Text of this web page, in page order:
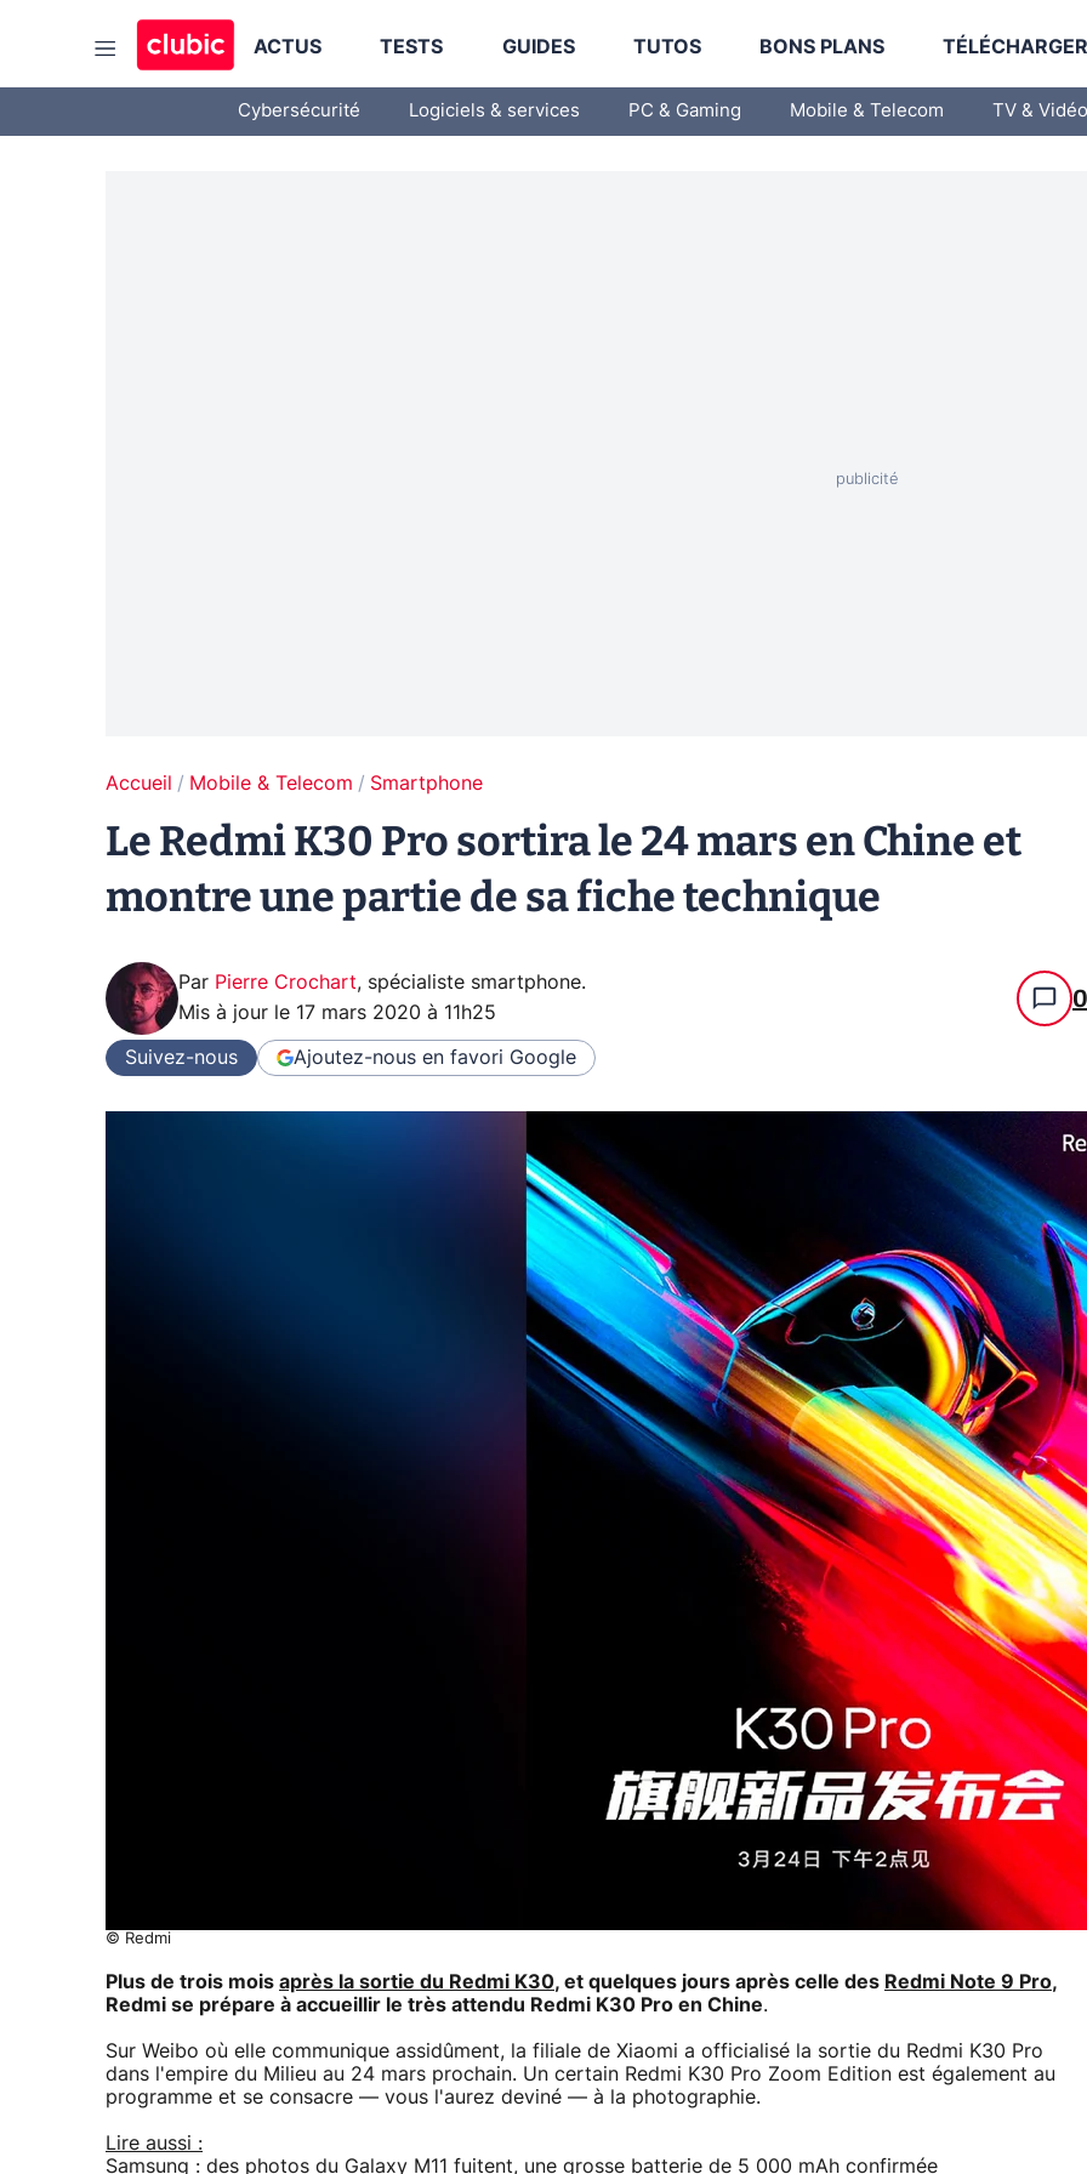
ACTUS TESTS GUIDES TUTOS BONS PLANS
Cybersécurité Logiciels & services PC & Gaming Mobile & Telecom TV & Vidéo
Accueil Mobile & Telecom Smartphone
Le Redmi K30 Pro sortira le 24 mars en Chine et
montre une partie de sa fiche technique
Par Pierre Crochart, spécialiste smartphone.
Mis à jour le 17 mars 2020 à 11h25 0
Suivez-nous Ajoutez-nous en favori Google
© Redmi
Plus de trois mois après la sortie du Redmi K30, et quelques jours après celle des Redmi Note 9 Pro,
Redmi se prépare à accueillir le très attendu Redmi K30 Pro en Chine.
Sur Weibo où elle communique assidûment, la filiale de Xiaomi a officialisé la sortie du Redmi K30 Pro
dans l'empire du Milieu au 24 mars prochain. Un certain Redmi K30 Pro Zoom Edition est également au
programme et se consacre — vous l'aurez deviné — à la photographie.
Lire aussi :
Samsung : des photos du Galaxy M11 fuitent, une grosse batterie de 5 000 mAh confirmée